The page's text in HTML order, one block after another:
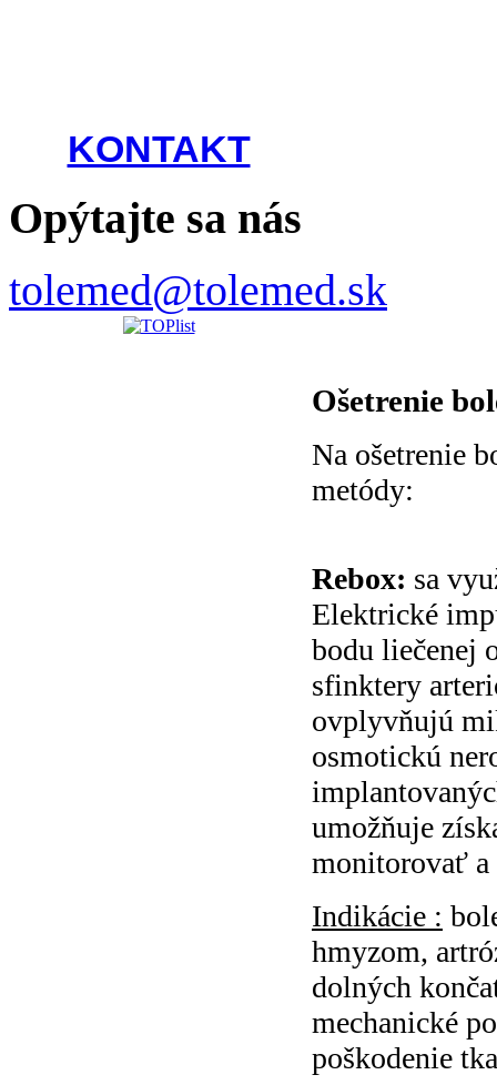
KONTAKT
Opýtajte sa nás
tolemed@tolemed.sk
Ošetrenie
Na ošetrenie
metódy:
Rebox: sa v
Elektrické
bodu liečenej
sfinktery
ovplyvňujú
osmotickú
umožňuje
monitorovať
Indikácie :
hmyzom,
dolných
mechanické
poškodenie